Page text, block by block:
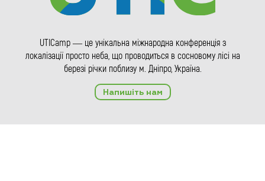
UTICamp — це унікальна міжнародна конференція з
локалізації просто неба, що проводиться в сосновому лісі на
березі річки поблизу м. Дніпро, Україна.
Напишіть нам